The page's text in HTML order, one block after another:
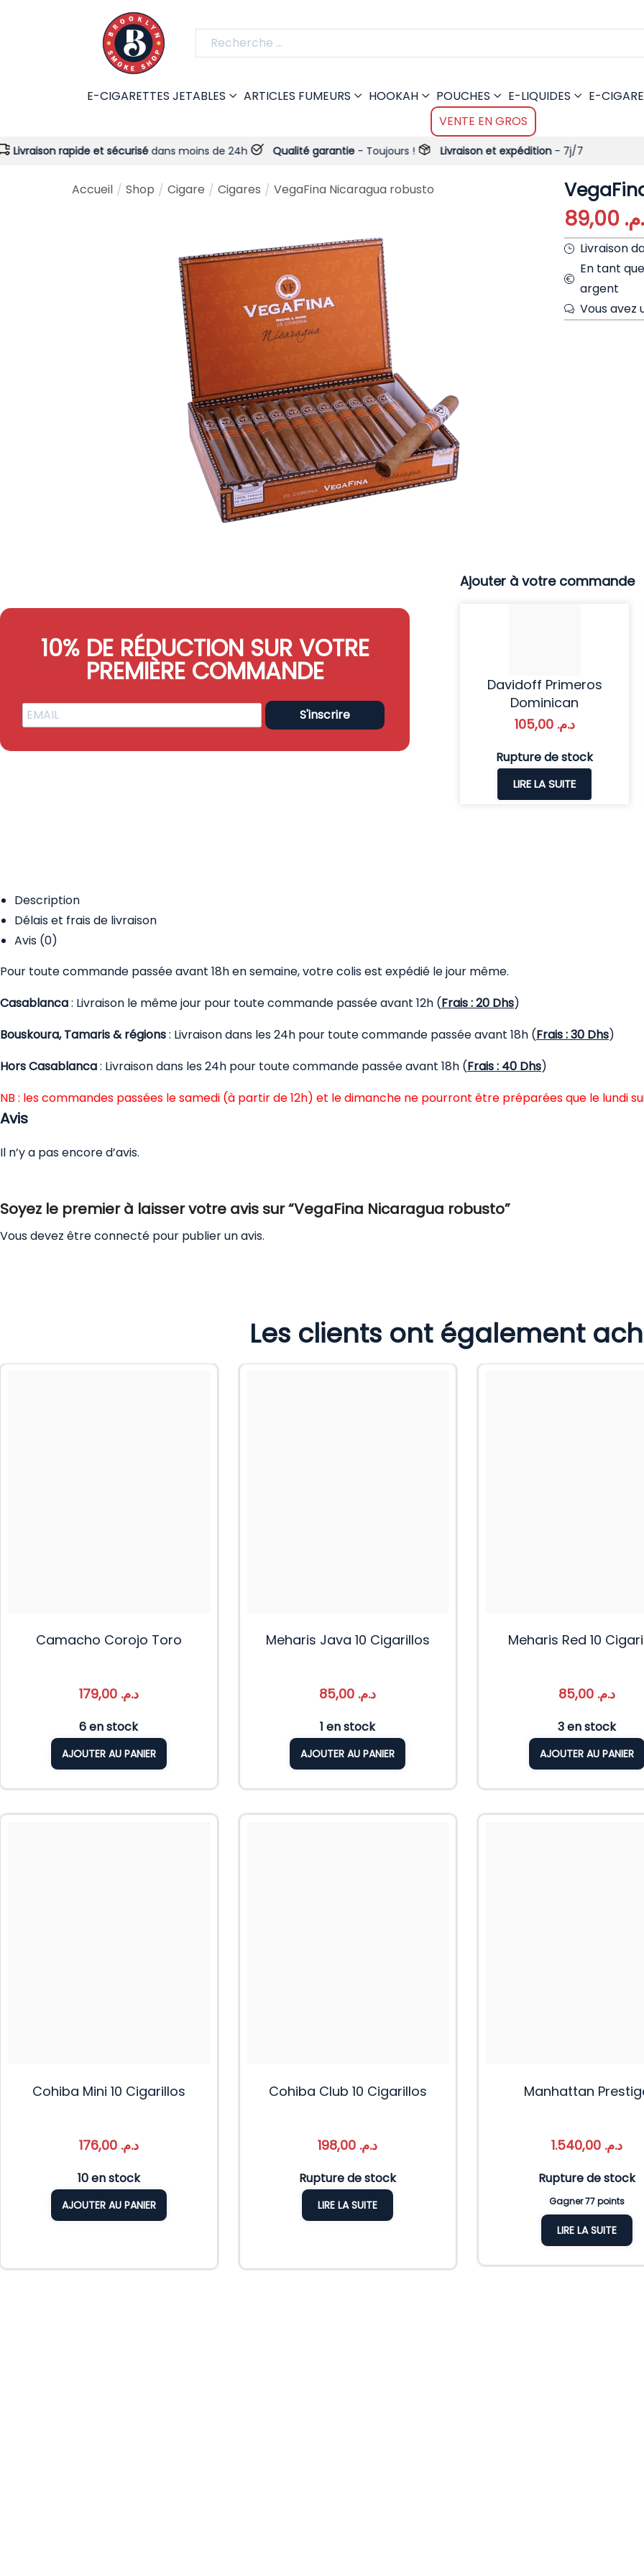
E-CIGARETTES JETABLES ARTICLES FUMEURS HOOKAH POUCHES E-LIQUIDES
E-
VENTE EN GROS
et sécurisédans moins de 24h Qualité garantie- Toujours ! Livraison et expédition- 7j/7
Accueil / Shop / Cigare / Cigares / VegaFina Nicaragua robusto
89,00
Livraison
En tant
argent
Vous avez
10% DE RÉDUCTION SUR VOTRE
PREMIÈRE COMMANDE
S'inscrire
Ajouter à votre commande
Davidoff Primeros
Dominican
د.م. 105,00
Rupture de stock
LIRE LA SUITE
Description
Délais et frais de livraison
Avis (0)
Pour toute commande passée avant 18h en semaine, votre colis est expédié le jour même.
Casablanca: Livraison le même jour pour toute commande passée avant 12h (Frais : 20 Dhs)
Bouskoura, Tamaris & régions: Livraison dans les 24h pour toute commande passée avant 18h (Frais : 30 Dhs)
Hors Casablanca: Livraison dans les 24h pour toute commande passée avant 18h (Frais : 40 Dhs)
NB : les commandes passées le samedi (à partir de 12h) et le dimanche ne pourront être préparées que le lundi
Avis
Il n’y a pas encore d’avis.
Soyez le premier à laisser votre avis sur “VegaFina Nicaragua robusto”
Vous devez êtreconnecté pour publier un avis.
Les clients ont également
Camacho Corojo Toro
د.م. 179,00
6 en stock
AJOUTER AU PANIER
Meharis Java 10 Cigarillos
د.م.
1 en stock
AJOUTER AU PANIER
Meharis Red 10
د.م. 85,00
3 en stock
AJOUTER AU PANIER
Cohiba Mini 10 Cigarillos
د.م. 176,00
10 en stock
AJOUTER AU PANIER
Cohiba Club 10 Cigarillos
د.م.
Rupture de stock
LIRE LA SUITE
Manhattan
د.م. 1.540,00
Rupture de stock
Gagner 77 points
LIRE LA SUITE